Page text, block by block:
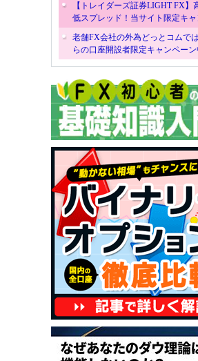
【トレイダーズ証券LIGHT FX】
低スプレッド！当サイト限定キ
老舗FX会社の外為どっとコムで
らの口座開設者限定キャンペーン